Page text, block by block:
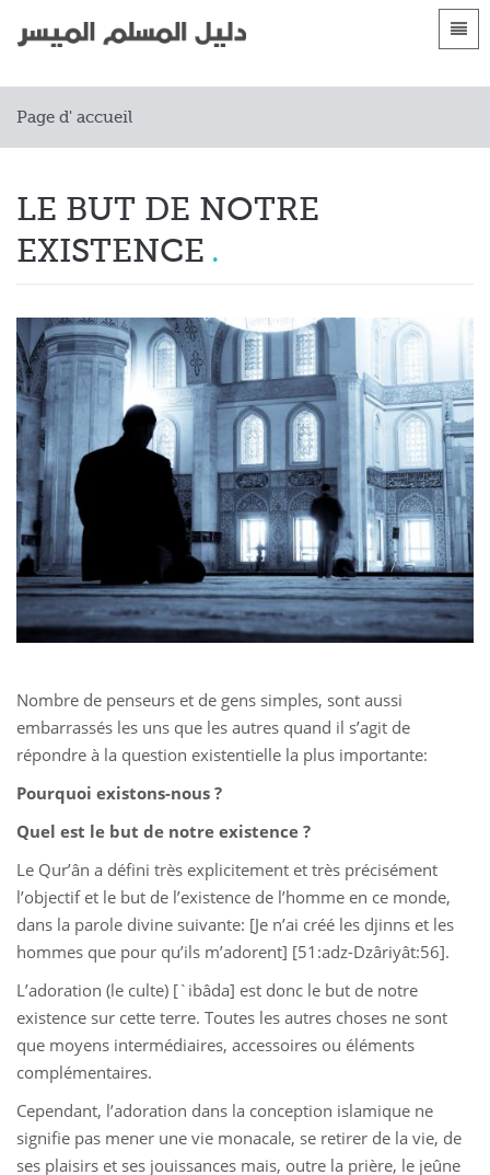
Introduction
Shqip
azərbaycan
Bosanski
English
Français
Hausa
Bahasa Indonesia
Қазақ
فارسی
Русский
Kiswahili
Türkçe
Yorùbá
Page d' accueil
LE BUT DE NOTRE
EXISTENCE
Nombre de penseurs et de gens simples, sont aussi
embarrassés les uns que les autres quand il s’agit de
répondre à la question existentielle la plus importante:
Pourquoi existons-nous ?
Quel est le but de notre existence ?
Le Qur’ân a défini très explicitement et très précisément
l’objectif et le but de l’existence de l’homme en ce monde,
dans la parole divine suivante: [Je n’ai créé les djinns et les
hommes que pour qu’ils m’adorent] [51:adz-Dzâriyât:56].
L’adoration (le culte) [`ibâda] est donc le but de notre
existence sur cette terre. Toutes les autres choses ne sont
que moyens intermédiaires, accessoires ou éléments
complémentaires.
Cependant, l’adoration dans la conception islamique ne
signifie pas mener une vie monacale, se retirer de la vie, de
ses plaisirs et ses jouissances mais, outre la prière, le jeûne